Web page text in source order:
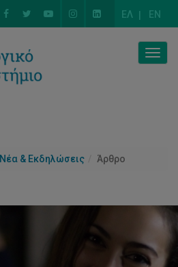
ΕΛ EN
Νέα & Εκδηλώσεις Άρθρο